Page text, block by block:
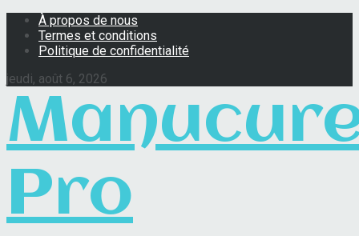
À propos de nous
Termes et conditions
Politique de confidentialité
jeudi, août 6, 2026
Pro